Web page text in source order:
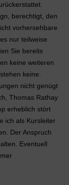
berechtigt, den
vorhersehbare
nur teilweise
Sie bereits
keine weiteren
keine.
nicht genügt
Thomas Rathay
erheblich stört
ich als Kursleiter
Der Anspruch
Eventuell